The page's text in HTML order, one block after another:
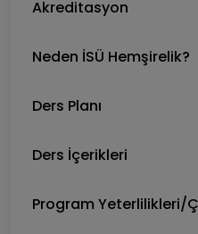
Akreditasyon
Neden İSÜ Hemşirelik?
Ders Planı
Ders İçerikleri
Program Yeterlilikleri/